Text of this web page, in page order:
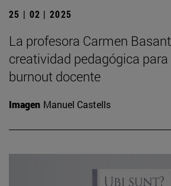
25 | 02 | 2025
La profesora Carmen
creatividad pedagógica para
burnout docente
Imagen Manuel Castells